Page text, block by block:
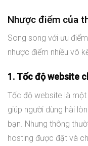
Nhược điểm của
Song song với ưu
nhược điểm nhiều vô
1. Tốc độ website
Tốc độ website là một
giúp người dùng hài
bạn. Nhưng thông
hosting được đặt và